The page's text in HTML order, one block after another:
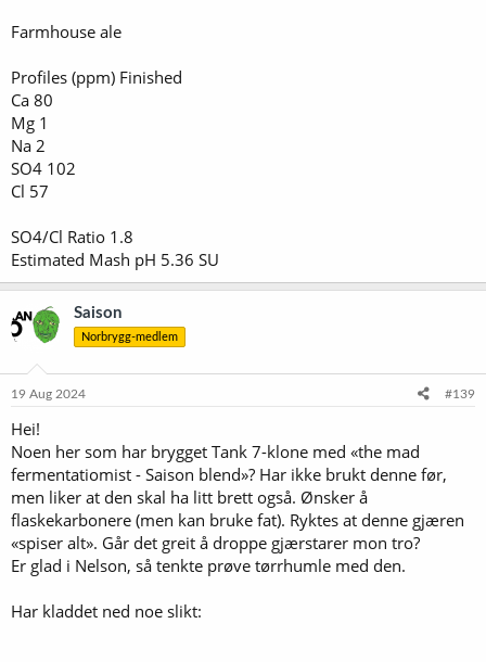
Farmhouse ale
Profiles (ppm) Finished
Ca 80
Mg 1
Na 2
SO4 102
Cl 57
SO4/Cl Ratio 1.8
Estimated Mash pH 5.36 SU
Saison
Norbrygg-medlem
19 Aug 2024 #139
Hei!
Noen her som har brygget Tank 7-klone med «the mad
fermentatiomist - Saison blend»? Har ikke brukt denne før,
men liker at den skal ha litt brett også. Ønsker å
flaskekarbonere (men kan bruke fat). Ryktes at denne gjæren
«spiser alt». Går det greit å droppe gjærstarer mon tro?
Er glad i Nelson, så tenkte prøve tørrhumle med den.
Har kladdet ned noe slikt: